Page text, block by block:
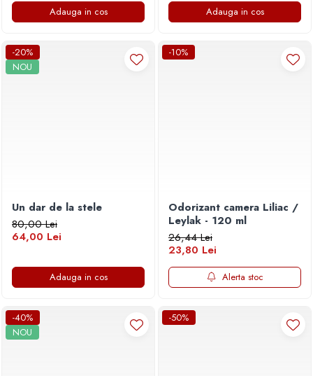
Adauga in cos Adauga in cos
-20%
NOU
Un dar de la stele
80,00 Lei
64,00 Lei
Adauga in cos
-10%
Odorizant camera Liliac /
Leylak - 120 ml
26,44 Lei
23,80 Lei
Alerta stoc
-40%
NOU
-50%